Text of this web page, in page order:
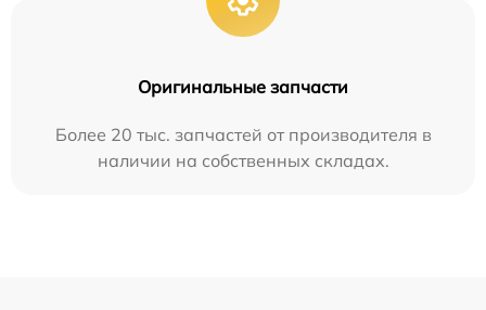
Оригинальные запчасти
Более 20 тыс. запчастей от производителя в
наличии на собственных складах.